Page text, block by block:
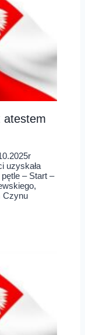
atestem
uzyskała
– Start –
Czynu